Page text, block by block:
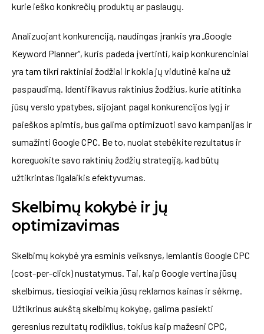
kurie ieško konkrečių produktų ar paslaugų.
Analizuojant konkurenciją, naudingas įrankis yra „Google
Keyword Planner“, kuris padeda įvertinti, kaip konkurenciniai
yra tam tikri raktiniai žodžiai ir kokia jų vidutinė kaina už
paspaudimą. Identifikavus raktinius žodžius, kurie atitinka
jūsų verslo ypatybes, sijojant pagal konkurencijos lygį ir
paieškos apimtis, bus galima optimizuoti savo kampanijas ir
sumažinti Google CPC. Be to, nuolat stebėkite rezultatus ir
koreguokite savo raktinių žodžių strategiją, kad būtų
užtikrintas ilgalaikis efektyvumas.
Skelbimų kokybė ir jų
optimizavimas
Skelbimų kokybė yra esminis veiksnys, lemiantis Google CPC
(cost-per-click) nustatymus. Tai, kaip Google vertina jūsų
skelbimus, tiesiogiai veikia jūsų reklamos kainas ir sėkmę.
Užtikrinus aukštą skelbimų kokybę, galima pasiekti
geresnius rezultatų rodiklius, tokius kaip mažesni CPC,